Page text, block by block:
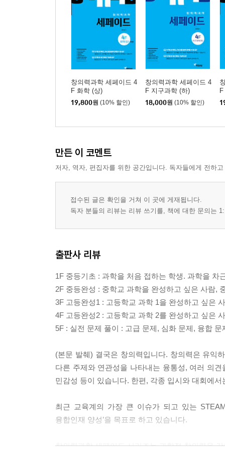
창의력과학 세페이드 4
F 화학 (상)
19,800원 (10% 할인)
창의력과학 세페이드 4
F 지구과학 (하)
18,000원 (10% 할인)
만든 이 코멘트
저자, 역자, 편집자를 위한 공간입니다. 독자들에게 전하
접수된 글은 확인을 거쳐 이 곳에 게재됩니다.
독자 분들의 리뷰는 리뷰 쓰기를, 책에 대한 문의는
출판사 리뷰
1F 중등기초 : 과학을 처음 접하는 학생. 과학을
2F 중등완성 : 중학교 과학을 완성하고 싶은 사람,
3F 고등완성1 : 고등학교 과학 1을 완성하고 싶은
4F 고등완성2 : 고등학교 과학 2를 완성하고 싶은
5F : 실전 문제 풀이 : 고급 문제, 심화 문제, 융합
(본문 발췌) 결국은 창의력입니다. 창의력은 유익
다른 주제와 연관성을 나타내는 융통성, 여러 의
민감성 등이 있습니다. 한편, 각종 입시와 대회에
최근 교육계의 가장 큰 이슈가 되고 있는
융합인재 양성’을 목표로 하고 있습니다.
창의력과학 세페이드 시리즈는 과학적 창의력을